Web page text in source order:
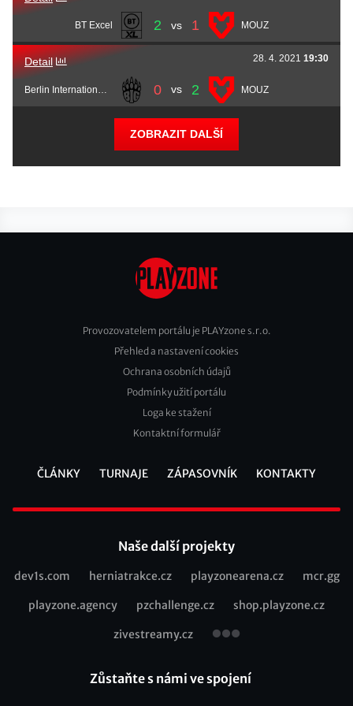
BT Excel 2 vs 1 MOUZ
Detail
0 vs 2 MOUZ
28. 4. 2021 19:30
ZOBRAZIT DALŠÍ
Footer
Provozovatelem portálu je PLAYzone s.r.o.
Přehled a nastavení cookies
Ochrana osobních údajů
Podmínky užití portálu
Loga ke stažení
Kontaktní formulář
ČLÁNKY TURNAJE ZÁPASOVNÍK KONTAKTY
Naše další projekty
Recommended
dev1s.com herniatrakce.cz playzonearena.cz mcr.gg
playzone.agency pzchallenge.cz shop.playzone.cz
zivestreamy.cz
Zůstaňte s námi ve spojení